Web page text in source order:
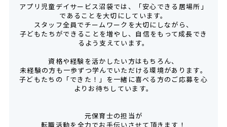
アプリ児童デイサービス沼袋では、「安心できる居場所」
であることを大切にしています。
スタッフ全員でチームワークを大切にしながら、
子どもたちができることを増やし、自信をもって成長でき
るよう支えています。
資格や経験を活かしたい方はもちろん、
未経験の方も一歩ずつ学んでいただける環境があります。
子どもたちの「できた！」を一緒に喜べる方のご応募を心
よりお待ちしています。
元保育士の担当が
転職活動を全力でお手伝いさせて頂きます！